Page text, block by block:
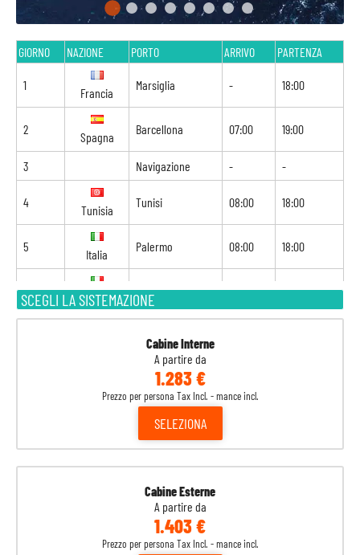
SCEGLI LA SISTEMAZIONE
Cabine Interne
A partire da
1.283 €
Prezzo per persona Tax Incl. - mance incl.
SELEZIONA
Cabine Esterne
A partire da
1.403 €
Prezzo per persona Tax Incl. - mance incl.
GIORNO NAZIONE PORTO ARRIVO PARTENZA
1
Francia
Marsiglia - 18:00
2
Spagna
Barcellona 07:00 19:00
3 Navigazione - -
4
Tunisia
Tunisi 08:00 18:00
5
Italia
Palermo 08:00 18:00
6
Italia
Napoli 06:00 17:00
Livorno
Marsiglia